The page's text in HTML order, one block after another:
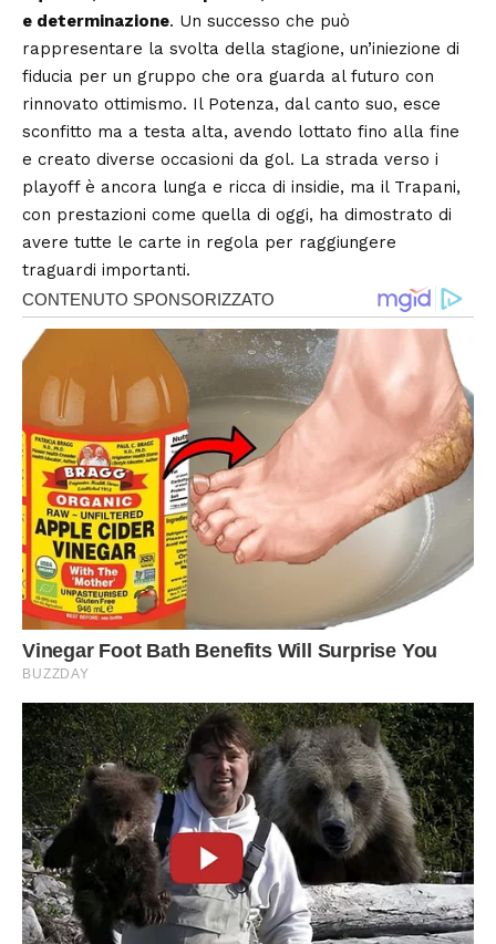
e determinazione. Un successo che può
rappresentare la svolta della stagione, un’iniezione di
fiducia per un gruppo che ora guarda al futuro con
rinnovato ottimismo. Il Potenza, dal canto suo, esce
sconfitto ma a testa alta, avendo lottato fino alla fine
e creato diverse occasioni da gol. La strada verso i
playoff è ancora lunga e ricca di insidie, ma il Trapani,
con prestazioni come quella di oggi, ha dimostrato di
avere tutte le carte in regola per raggiungere
traguardi importanti.